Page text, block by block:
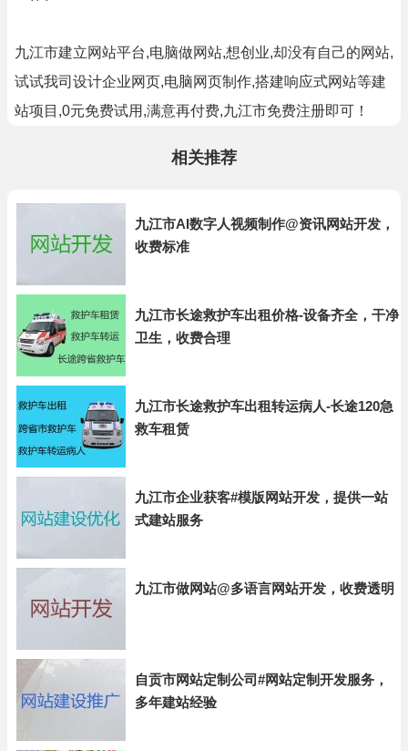
九江市建立网站平台,电脑做网站,想创业,却没有自己的网站,
试试我司设计企业网页,电脑网页制作,搭建响应式网站等建
站项目,0元免费试用,满意再付费,九江市免费注册即可！
相关推荐
九江市AI数字人视频制作@资讯网站开发，
收费标准
九江市长途救护车出租价格-设备齐全，干净
卫生，收费合理
九江市长途救护车出租转运病人-长途120急
救车租赁
九江市企业获客#模版网站开发，提供一站
式建站服务
九江市做网站@多语言网站开发，收费透明
自贡市网站定制公司#网站定制开发服务，
多年建站经验